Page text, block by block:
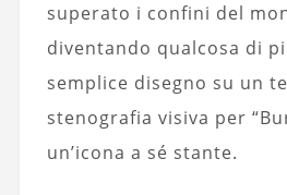
superato i confini del
diventando qualcosa di
semplice disegno su un
stenografia visiva per
un’icona a sé stante.